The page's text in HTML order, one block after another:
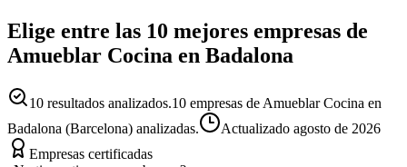
Elige entre las 10 mejores empresas de
Amueblar Cocina en Badalona
10 resultados analizados.10 empresas de Amueblar Cocina en
Badalona (Barcelona) analizadas.
Actualizado agosto de 2026
Empresas certificadas